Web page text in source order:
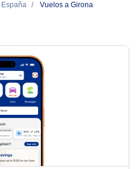
España Vuelos a Girona